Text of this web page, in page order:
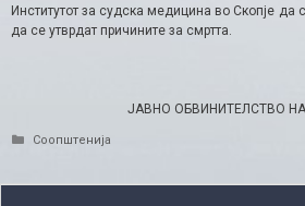
Институтот за судска медицина во Скопје да
да се утврдат причините за смртта.
ЈАВНО ОБВИНИТЕЛСТВО
Categories
Соопштенија